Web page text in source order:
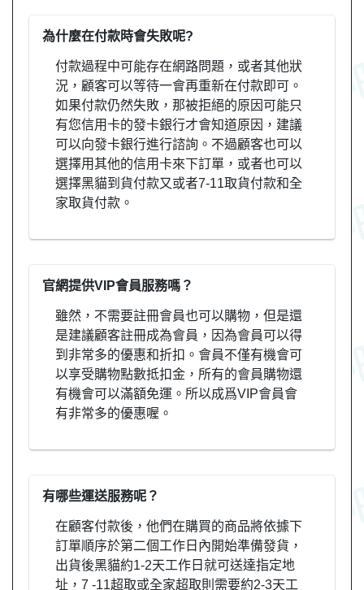
為什麼在付款時會失敗呢?
付款過程中可能存在網路問題，或者其他狀
況，顧客可以等待一會再重新在付款即可。
如果付款仍然失敗，那被拒絕的原因可能只
有您信用卡的發卡銀行才會知道原因，建議
可以向發卡銀行進行諮詢。不過顧客也可以
選擇用其他的信用卡來下訂單，或者也可以
選擇黑貓到貨付款又或者7-11取貨付款和全
家取貨付款。
官網提供VIP會員服務嗎？
雖然，不需要註冊會員也可以購物，但是還
是建議顧客註冊成為會員，因為會員可以得
到非常多的優惠和折扣。會員不僅有機會可
以享受購物點數抵扣金，所有的會員購物還
有機會可以滿額免運。所以成爲VIP會員會
有非常多的優惠喔。
有哪些運送服務呢？
在顧客付款後，他們在購買的商品將依據下
訂單順序於第二個工作日內開始準備發貨，
出貨後黑貓約1-2天工作日就可送達指定地
址，7 -11超取或全家超取則需要約2-3天工